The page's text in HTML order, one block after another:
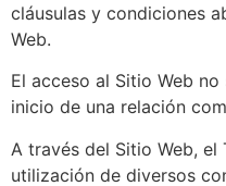
cláusulas y condiciones
Web.
El acceso al Sitio Web
inicio de una relación
A través del Sitio Web,
utilización de diversos